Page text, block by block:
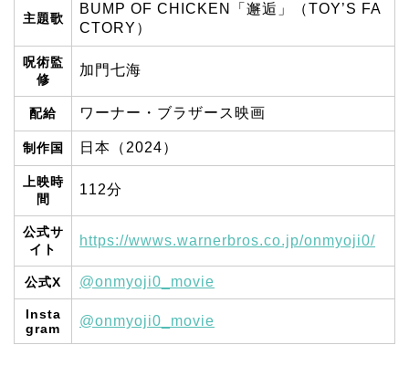
主題歌
BUMP OF CHICKEN「邂逅」（TOY’S FA
CTORY）
呪術監
修
加門七海
配給 ワーナー・ブラザース映画
制作国 日本（2024）
上映時
間
112分
公式サ
イト
https://wwws.warnerbros.co.jp/onmyoji0/
公式X @onmyoji0_movie
Insta
gram
@onmyoji0_movie